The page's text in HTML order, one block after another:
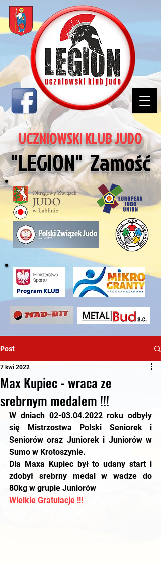
"LEGION" Zamość
UCZNIOWSKI KLUB JUDO
Post
Max Kupiec - wraca ze
srebrnym medalem !!!
7 kwi 2022
W dniach 02-03.04.2022 roku odbyły
się Mistrzostwa Polski Seniorek i
Seniorów oraz Juniorek i Juniorów w
Sumo w Krotoszynie.
Dla Maxa Kupiec był to udany start i
zdobył srebrny medal w wadze do
80kg w grupie Juniorów
Wielkie Gratulacje !!!